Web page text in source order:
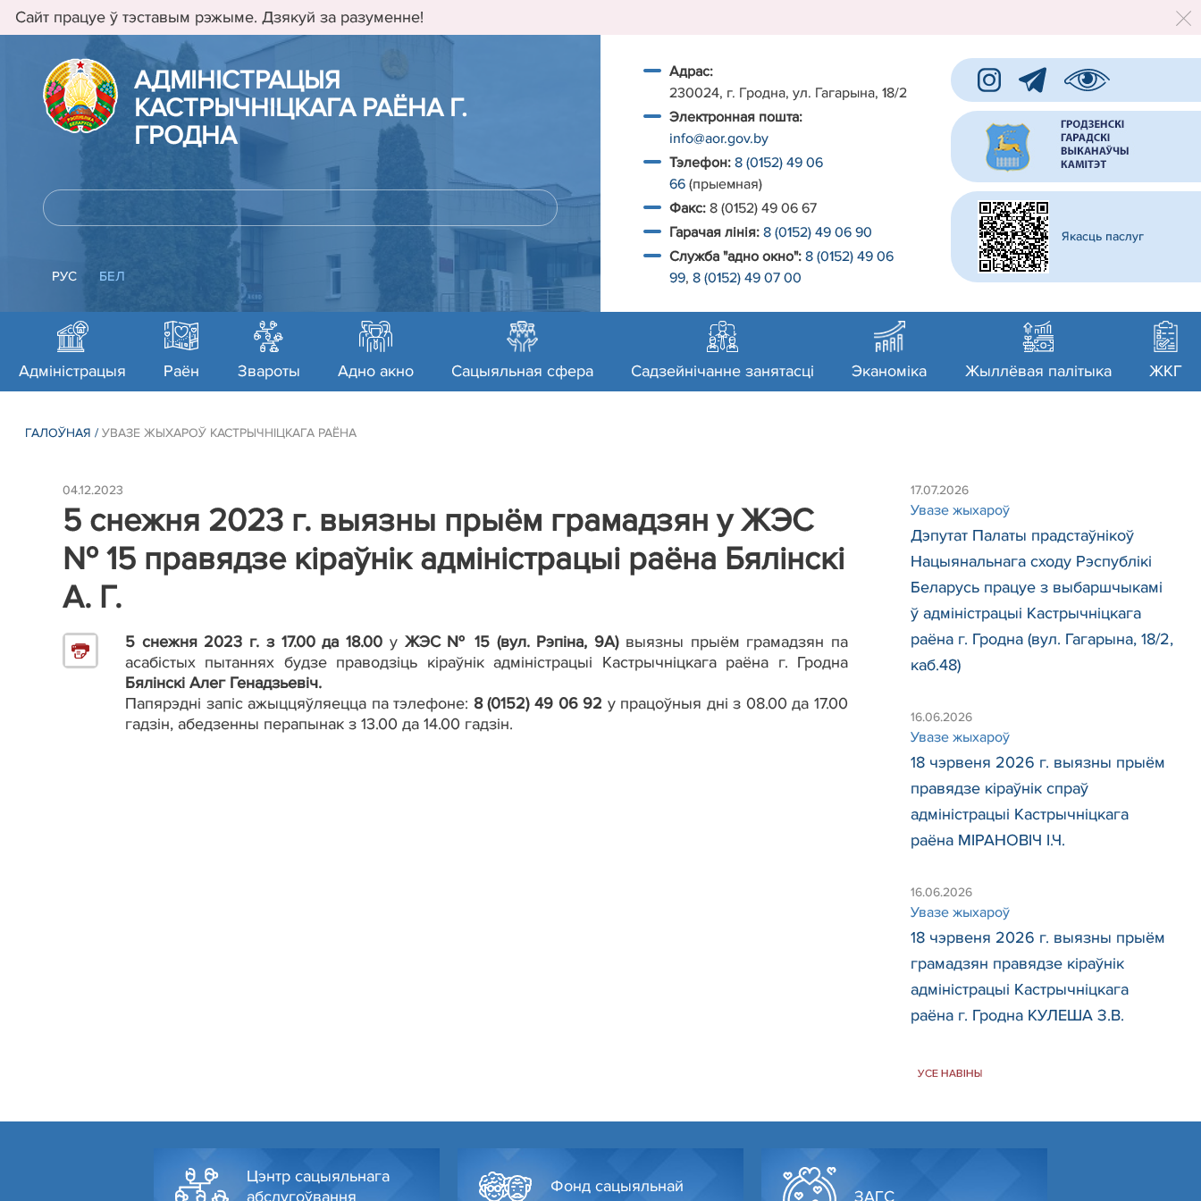
Сайт працуе ў тэставым рэжыме. Дзякуй за разуменне!
АДМIНIСТРАЦЫЯ
КАСТРЫЧНIЦКАГА РАЁНА Г.
ГРОДНА
РУС БЕЛ
Адрас:
230024, г. Гродна, ул. Гагарына, 18/2
Электронная пошта:
info@aor.gov.by
Тэлефон: 8 (0152) 49 06
66 (прыемная)
Факс: 8 (0152) 49 06 67
Гарачая лiнiя: 8 (0152) 49 06 90
Служба "адно окно": 8 (0152) 49 06
99, 8 (0152) 49 07 00
Якасць паслуг
Адміністрацыя Раён Звароты Адно акно Сацыяльная сфера Садзейнічанне занятасці Эканоміка Жыллёвая палітыка ЖКГ
ГАЛОЎНАЯ /УВАЗЕ ЖЫХАРОЎ КАСТРЫЧНІЦКАГА РАЁНА
04.12.2023
5 снежня 2023 г. выязны прыём грамадзян у ЖЭС
№ 15 правядзе кіраўнік адміністрацыі раёна Бялінскі
А. Г.
5 снежня 2023 г. з 17.00 да 18.00 у ЖЭС № 15 (вул. Рэпіна, 9А)выязны прыём грамадзян па
асабістых пытаннях будзе праводзіць кіраўнік адміністрацыі Кастрычніцкага раёна г. Гродна
Бялінскі Алег Генадзьевіч.
Папярэдні запіс ажыццяўляецца па тэлефоне: 8 (0152) 49 06 92 у працоўныя дні з 08.00 да 17.00
гадзін, абедзенны перапынак з 13.00 да 14.00 гадзін.
17.07.2026
Увазе жыхароў
Дэпутат Палаты прадстаўнікоў
Нацыянальнага сходу Рэспублікі
Беларусь працуе з выбаршчыкамі
ў адміністрацыі Кастрычніцкага
раёна г. Гродна (вул. Гагарына, 18/2,
каб.48)
16.06.2026
Увазе жыхароў
18 чэрвеня 2026 г. выязны прыём
правядзе кіраўнік спраў
адміністрацыі Кастрычніцкага
раёна МІРАНОВІЧ І.Ч.
16.06.2026
Увазе жыхароў
18 чэрвеня 2026 г. выязны прыём
грамадзян правядзе кіраўнік
адміністрацыі Кастрычніцкага
раёна г. Гродна КУЛЕША З.В.
УСЕ НАВІНЫ
Цэнтр сацыяльнага
абслугоўвання
Фонд сацыяльнай
ЗАГС